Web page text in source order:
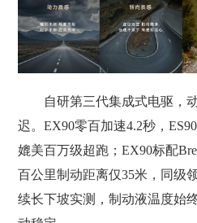
自研第三代集成式电驱，
迟。EX90零百加速4.2秒，
媲美百万级超跑；EX90标配
百公里制动距离仅35米，同级
续长下坡实测，制动液温度始